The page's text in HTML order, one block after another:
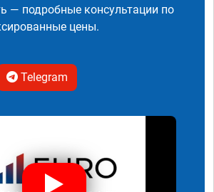
— подробные консультации по
цены.
Telegram